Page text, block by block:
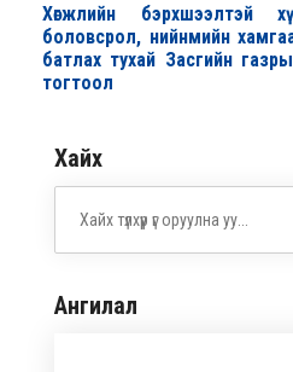
Хөгжлийн бэрхшээлтэй
боловсрол, нийнмийн
батлах тухай Засгийн
тогтоол
Хайх
Ангилал